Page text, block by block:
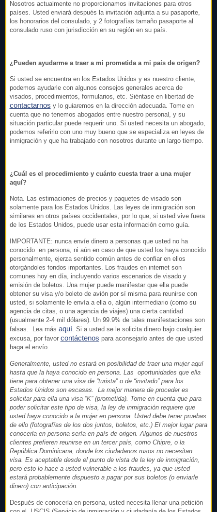
Nosotros actualmente no proporcionamos invitaciones para otros
países. Usted enviará después la invitación adjunta a su pasaporte,
los honorarios del consulado, y 2 fotografías tamaño pasaporte al
consulado ruso con jurisdicción en su región en su país.
¿Pueden ayudarme a traer a mi prometida a mi país de origen?
Si usted se encuentra en los Estados Unidos y es nuestro cliente,
podemos ayudarle con algunos consejos generales acerca de
visados, procedimientos, formularios, etc. Siéntase en libertad de
contactarnos y lo guiaremos en la dirección adecuada. Tome en
cuenta que no tenemos abogados entre nuestro personal, y su
situación particular puede requerir uno. Si usted necesita un abogado,
podemos referirlo con uno muy bueno que se especializa en leyes de
inmigración y que ha trabajado con nosotros durante un largo tiempo.
¿Cuál es el procedimiento y cuánto cuesta traer a una mujer
aquí?
Nota. Las estimaciones de precios y paquetes de visado son
solamente para los Estados Unidos. Las leyes de inmigración son
similares en otros países occidentales, por lo que, si usted vive fuera
de los Estados Unidos, puede usar esta información como guía.
IMPORTANTE: nunca envíe dinero a personas que usted no ha
conocido en persona, ni aún en caso de que usted los haya conocido
personalmente, ejerza sentido común antes de confiar en ellos
otorgándoles fondos importantes. Los fraudes en internet son
comunes hoy en día, incluyendo varios escenarios de visado y
emisión de boletos. Una mujer puede manifestar que ella puede
obtener su visa y/o boleto de avión por sí misma para reunirse con
usted, si solamente le envía a ella o, algún intermediario (como su
agencia de citas, o una agencia de viajes) una cierta cantidad
(usualmente 2-4 mil dólares). Un 99.9% de tales manifestaciones son
falsas. Lea más aquí. Si a usted se le solicita dinero bajo cualquier
excusa, por favor contáctenos para aconsejarlo antes de que usted
haga el envío.
Generalmente, usted no estará en posibilidad de traer una mujer aquí
hasta que la haya conocido en persona. Las oportunidades que ella
tiene para obtener una visa de “turista” o de “invitado” para los
Estados Unidos son escasas. La mejor manera de proceder es
solicitar para ella una visa “K” (prometida). Tome en cuenta que para
poder solicitar este tipo de visa, la ley de inmigración requiere que
usted haya conocido a la mujer en persona. Usted debe tener pruebas
de ello (fotografías de los dos juntos, boletos, etc.) El mejor lugar para
conocerla en persona sería en país de origen. Algunos de nuestros
clientes prefieren reunirse en un tercer país, como Chipre, o la
República Dominicana, donde los ciudadanos rusos no necesitan
visa. Es aceptable desde el punto de vista de la ley de inmigración,
pero esto lo hace a usted vulnerable a los fraudes, ya que usted
estará probablemente dispuesto a pagar por sus boletos (o enviarle
dinero) con anticipación.
Después de conocerla en persona, usted necesita llenar una petición